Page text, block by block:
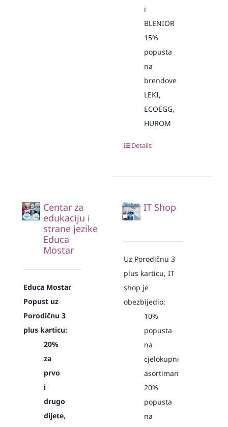
i
BLENIOR
15%
popusta
na
brendove
LEKI,
ECOEGG,
HUROM
Details
Centar za
edukaciju i
strane jezike
Educa
Mostar
Educa Mostar
Popust uz
Porodičnu 3
plus karticu:
20%
za
prvo
i
drugo
dijete,
IT Shop
Uz Porodičnu 3
plus karticu, IT
shop je
obezbijedio:
10%
popusta
na
cjelokupni
asortiman
20%
popusta
na